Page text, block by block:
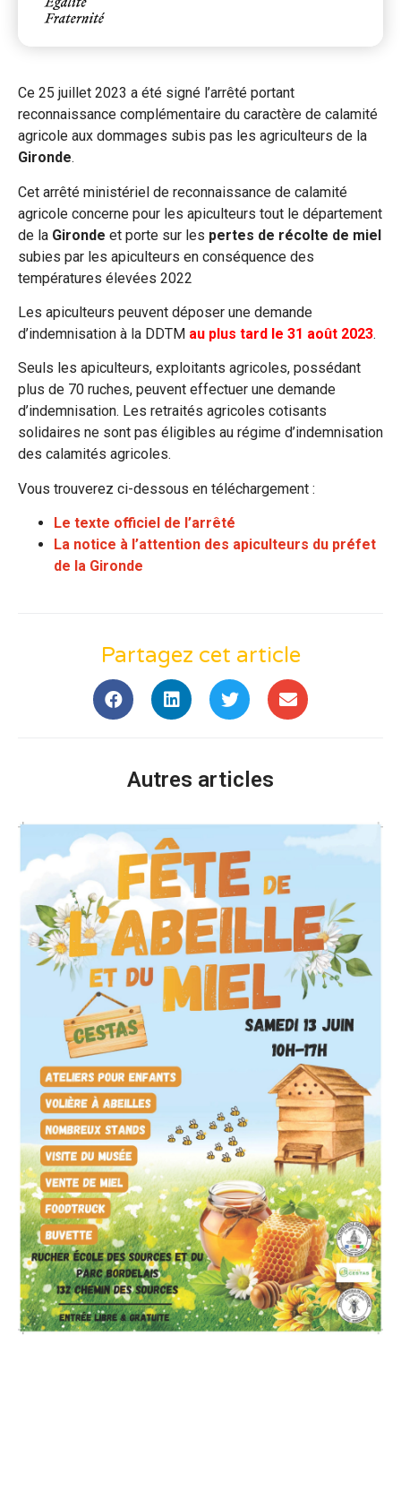
Ce 25 juillet 2023 a été signé l’arrêté portant
reconnaissance complémentaire du caractère de calamité
agricole aux dommages subis pas les agriculteurs de la
Gironde.
Cet arrêté ministériel de reconnaissance de calamité
agricole concerne pour les apiculteurs tout le département
de la Gironde et porte sur les pertes de récolte de miel
subies par les apiculteurs en conséquence des
températures élevées 2022
Les apiculteurs peuvent déposer une demande
d’indemnisation à la DDTM au plus tard le 31 août 2023.
Seuls les apiculteurs, exploitants agricoles, possédant
plus de 70 ruches, peuvent effectuer une demande
d’indemnisation. Les retraités agricoles cotisants
solidaires ne sont pas éligibles au régime d’indemnisation
des calamités agricoles.
Vous trouverez ci-dessous en téléchargement :
Le texte officiel de l’arrêté
La notice à l’attention des apiculteurs du préfet
de la Gironde
Partagez cet article
Autres articles